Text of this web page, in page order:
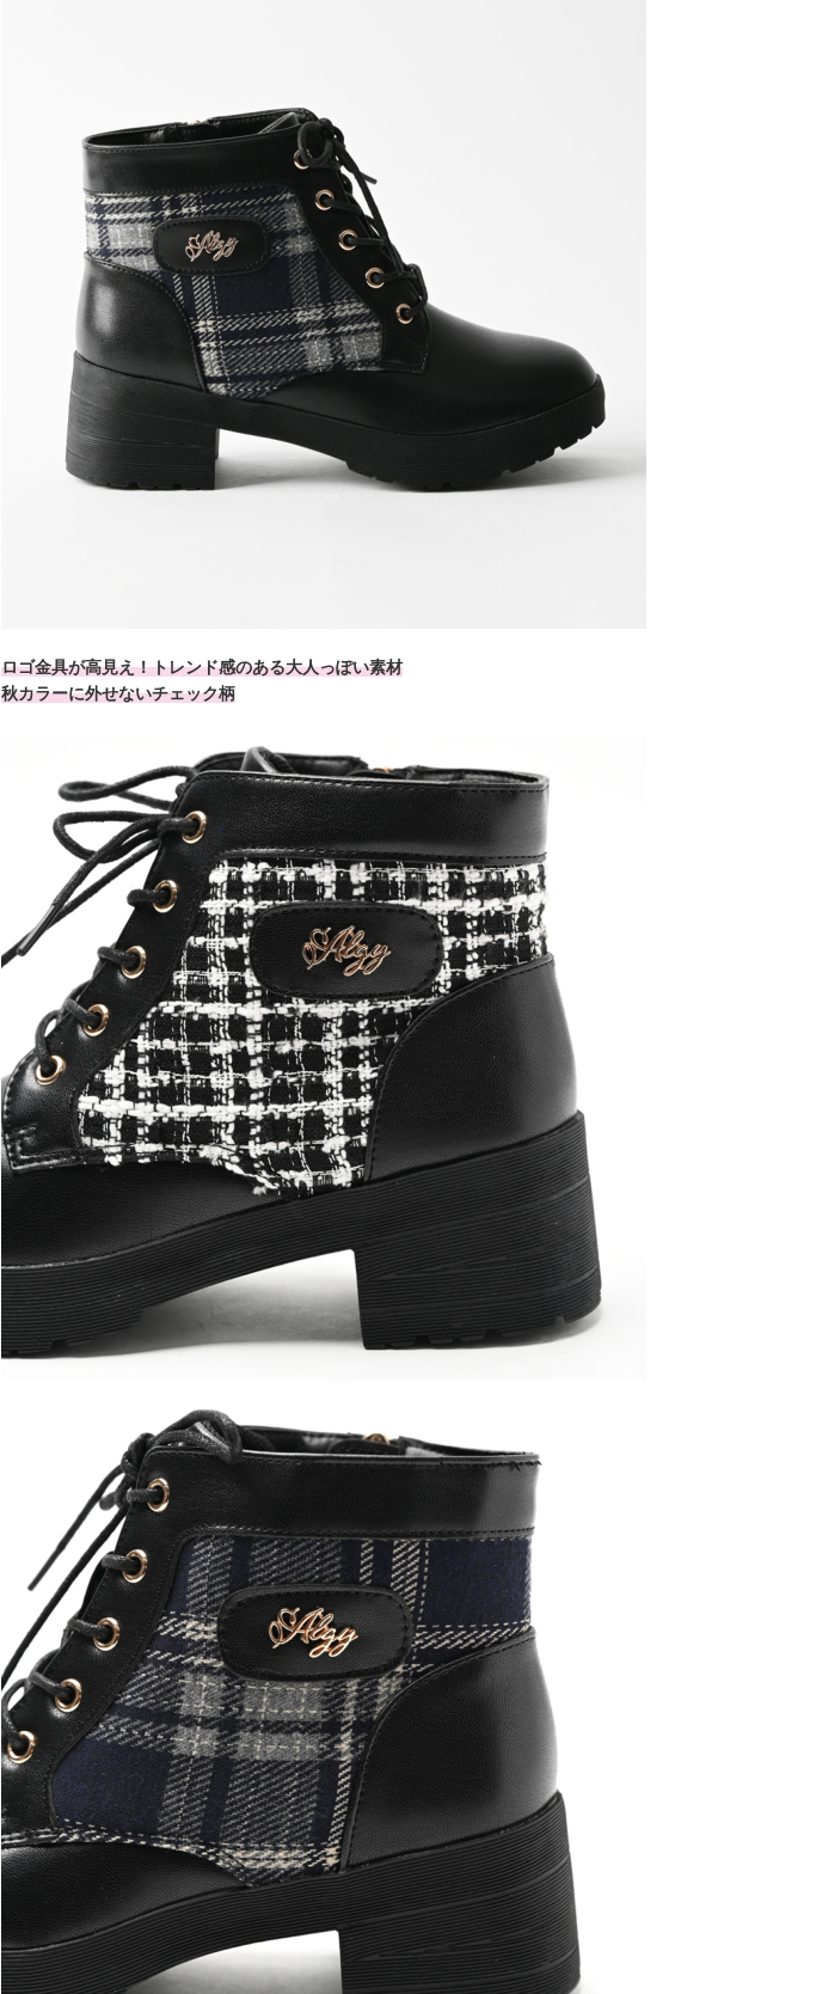
ロゴ金具が高見え！トレンド感のある大人っぽい素材
秋カラーに外せないチェック柄